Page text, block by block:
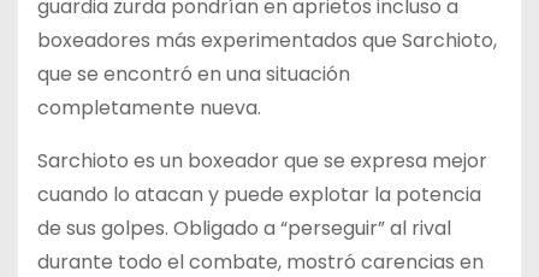
guardia zurda pondrían en aprietos incluso a
boxeadores más experimentados que Sarchioto,
que se encontró en una situación
completamente nueva.
Sarchioto es un boxeador que se expresa mejor
cuando lo atacan y puede explotar la potencia
de sus golpes. Obligado a “perseguir” al rival
durante todo el combate, mostró carencias en